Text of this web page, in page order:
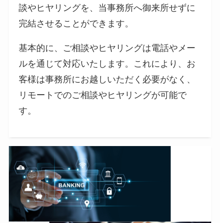
談やヒヤリングを、当事務所へ御来所せずに
完結させることができます。
基本的に、ご相談やヒヤリングは電話やメー
ルを通じて対応いたします。これにより、お
客様は事務所にお越しいただく必要がなく、
リモートでのご相談やヒヤリングが可能で
す。